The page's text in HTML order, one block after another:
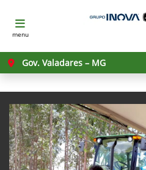
menu
Gov. Valadares – MG